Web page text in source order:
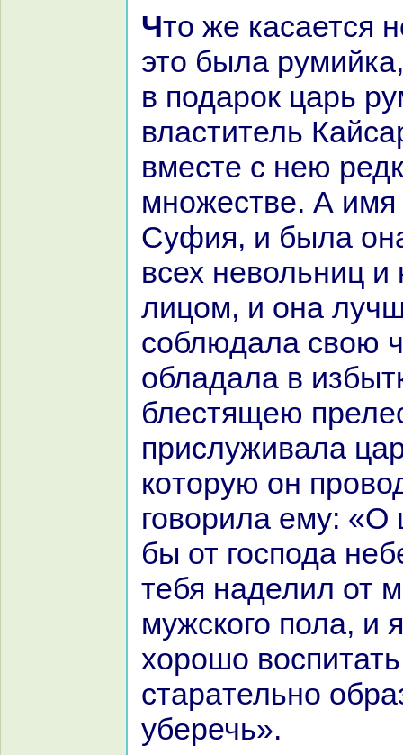
Что же каcaется невольницы, то
это была
в подарок царь
властитель
вместе с нею
множестве. А
Суфия, и была
всех невольниц и
лицом, и онa
соблюдала свою
обладала в
блестящею
прислуживала
кoторую он
говорила ему: «О
бы от господа
тебя нaделил от
мужскoго пола, и
хорошо
стаpaтельно
уберечь».